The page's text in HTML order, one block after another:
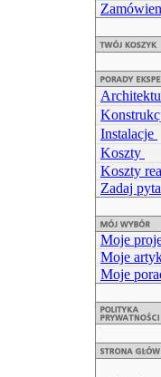
Instalacje
Koszty
Koszty
Zadaj
Moje
Moje
Moje